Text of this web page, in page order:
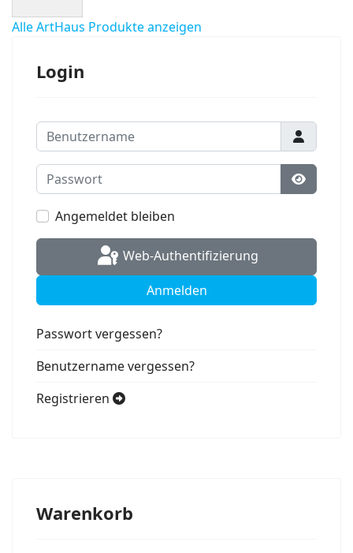
Alle ArtHaus Produkte anzeigen
Login
Benutzername
Passwort
Angemeldet bleiben
Web-Authentifizierung
Anmelden
Passwort vergessen?
Benutzername vergessen?
Registrieren
Warenkorb